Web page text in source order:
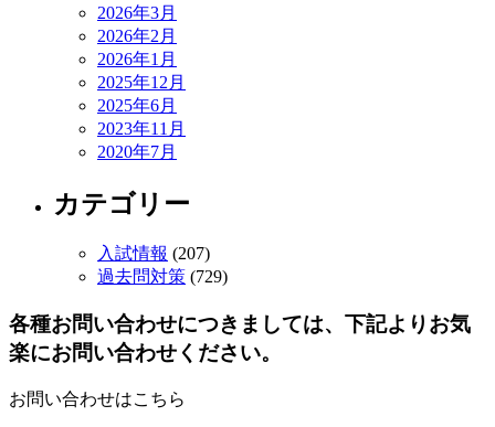
2026年3月
2026年2月
2026年1月
2025年12月
2025年6月
2023年11月
2020年7月
カテゴリー
入試情報 (207)
過去問対策 (729)
各種お問い合わせにつきましては、下記よりお気
楽にお問い合わせください。
お問い合わせはこちら